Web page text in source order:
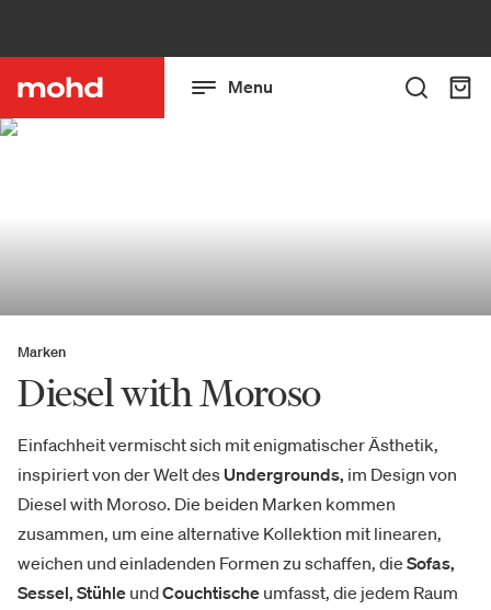
Menu
Marken
Diesel with Moroso
Einfachheit vermischt sich mit enigmatischer Ästhetik,
inspiriert von der Welt des Undergrounds, im Design von
Diesel with Moroso. Die beiden Marken kommen
zusammen, um eine alternative Kollektion mit linearen,
weichen und einladenden Formen zu schaffen, die Sofas,
Sessel, Stühle undCouchtische umfasst, die jedem Raum